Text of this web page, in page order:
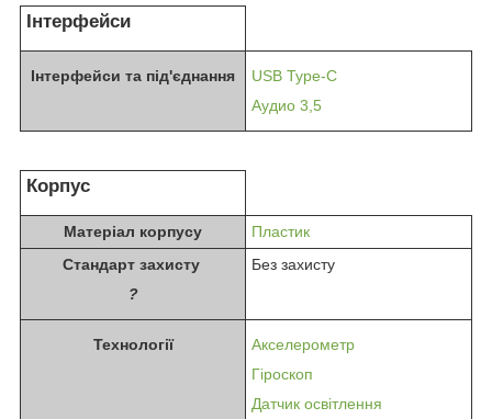
Інтерфейси
Інтерфейси та під'єднання
USB Type-C
Аудио 3,5
Корпус
Матеріал корпусу
Пластик
Стандарт захисту
?
Без захисту
Технології
Акселерометр
Гіроскоп
Датчик освітлення